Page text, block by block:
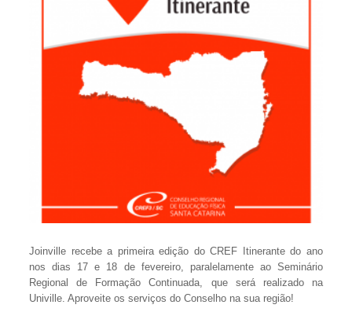
Joinville recebe a primeira edição do CREF Itinerante do ano
nos dias 17 e 18 de fevereiro, paralelamente ao Seminário
Regional de Formação Continuada, que será realizado na
Univille. Aproveite os serviços do Conselho na sua região!